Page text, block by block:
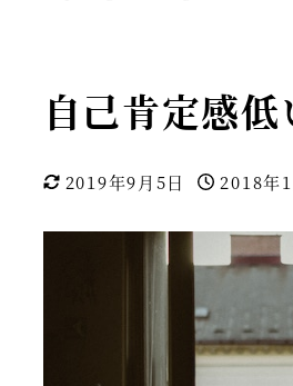
自己肯定感
更新日
2019年9月5日
投稿日
2018年